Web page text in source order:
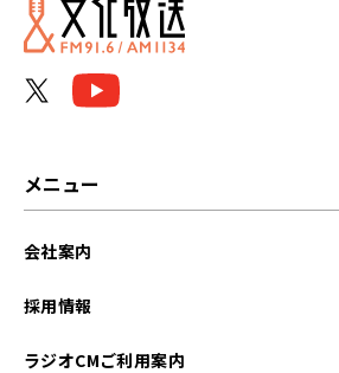
メニュー
会社案内
採用情報
ラジオCMご利用案内